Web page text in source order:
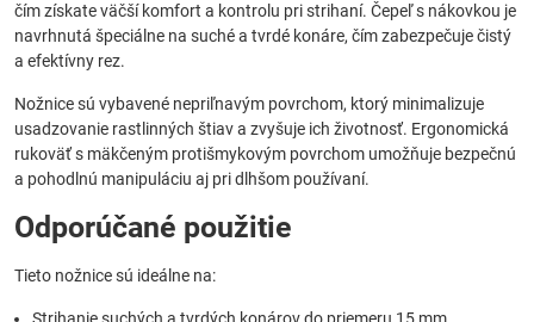
čím získate väčší komfort a kontrolu pri strihaní. Čepeľ s nákovkou je
navrhnutá špeciálne na suché a tvrdé konáre, čím zabezpečuje čistý
a efektívny rez.
Nožnice sú vybavené nepriľnavým povrchom, ktorý minimalizuje
usadzovanie rastlinných štiav a zvyšuje ich životnosť. Ergonomická
rukoväť s mäkčeným protišmykovým povrchom umožňuje bezpečnú
a pohodlnú manipuláciu aj pri dlhšom používaní.
Odporúčané použitie
Tieto nožnice sú ideálne na: